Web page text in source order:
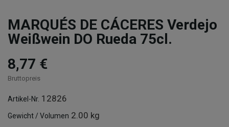
MARQUÉS DE CÁCERES Verdejo
Weißwein DO Rueda 75cl.
8,77 €
Bruttopreis
Artikel-Nr. 12826
Gewicht / Volumen 2.00 kg